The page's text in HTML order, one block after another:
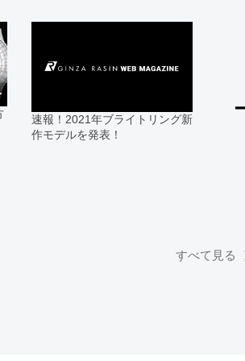
場合にも、事前に在庫の確認をお電話かメールにて
いたします。
、外装および内部機械に代替部品を使用している場
ております。
のでご了承くださいませ。
速報！2021年ブライトリング新
作モデルを発表！
すべて見る